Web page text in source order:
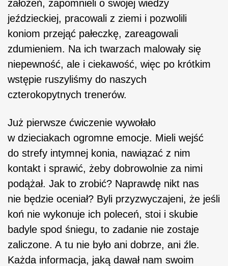
założeń, zapomnieli o swojej wiedzy
jeździeckiej, pracowali z ziemi i pozwolili
koniom przejąć pałeczkę, zareagowali
zdumieniem. Na ich twarzach malowały się
niepewność, ale i ciekawość, więc po krótkim
wstępie ruszyliśmy do naszych
czterokopytnych trenerów.
Już pierwsze ćwiczenie wywołało
w dzieciakach ogromne emocje. Mieli wejść
do strefy intymnej konia, nawiązać z nim
kontakt i sprawić, żeby dobrowolnie za nimi
podążał. Jak to zrobić? Naprawdę nikt nas
nie będzie oceniał? Byli przyzwyczajeni, że jeśli
koń nie wykonuje ich poleceń, stoi i skubie
badyle spod śniegu, to zadanie nie zostaje
zaliczone. A tu nie było ani dobrze, ani źle.
Każda informacja, jaką dawał nam swoim